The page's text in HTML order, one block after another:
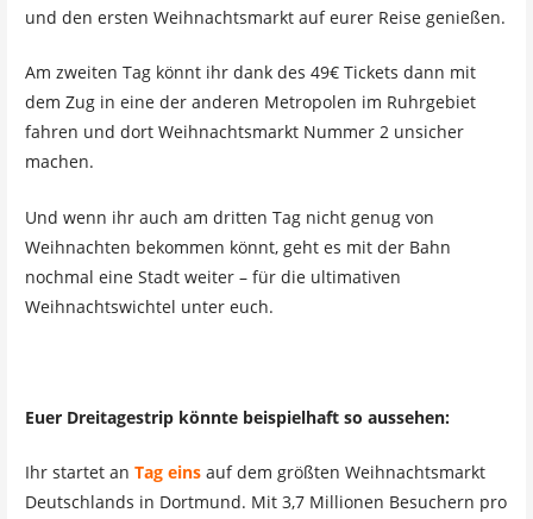
und den ersten Weihnachtsmarkt auf eurer Reise genießen.
Am zweiten Tag könnt ihr dank des 49€ Tickets dann mit
dem Zug in eine der anderen Metropolen im Ruhrgebiet
fahren und dort Weihnachtsmarkt Nummer 2 unsicher
machen.
Und wenn ihr auch am dritten Tag nicht genug von
Weihnachten bekommen könnt, geht es mit der Bahn
nochmal eine Stadt weiter – für die ultimativen
Weihnachtswichtel unter euch.
Euer Dreitagestrip könnte beispielhaft so aussehen:
Ihr startet an Tag einsauf dem größten Weihnachtsmarkt
Deutschlands in Dortmund. Mit 3,7 Millionen Besuchern pro